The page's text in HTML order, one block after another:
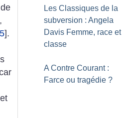
5].
Les Classiques de la
subversion : Angela
Davis Femme, race et
classe
A Contre Courant :
Farce ou tragédie ?